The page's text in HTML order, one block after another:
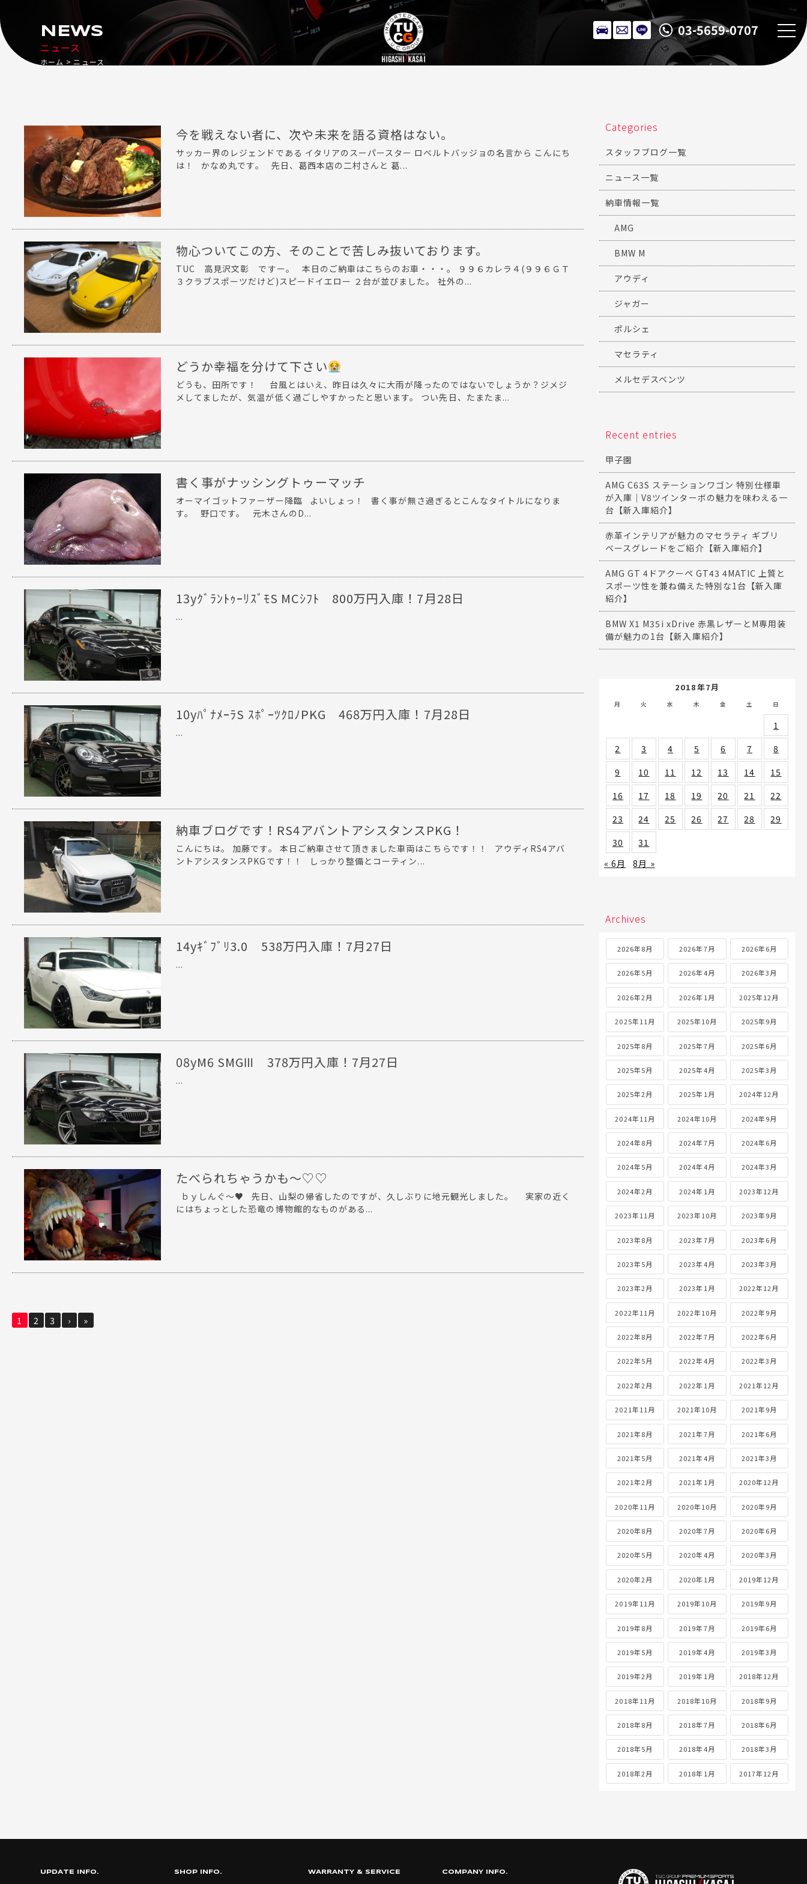
03-5659-0707
ニュース
NEWS
ホーム ニュース
今を戦えない者に、次や未来を語る資格はない。
サッカー界のレジェンドである イタリアのスーパースター ロベルトバッジョの名言から こんにち
は！ かなめ丸です。 先日、葛西本店の二村さんと 葛...
物心ついてこの方、そのことで苦しみ抜いております。
TUC 高見沢文彰 ですー。 本日のご納車はこちらのお車・・・。 ９９６カレラ４(９９６ＧＴ
３クラブスポーツだけど)スピードイエロー ２台が並びました。 社外の...
どうか幸福を分けて下さい
どうも、田所です！ 台風とはいえ、昨日は久々に大雨が降ったのではないでしょうか？ジメジ
メしてましたが、気温が低く過ごしやすかったと思います。 つい先日、たまたま...
書く事がナッシングトゥーマッチ
オーマイゴットファーザー降臨 よいしょっ！ 書く事が無さ過ぎるとこんなタイトルになりま
す。 野口です。 元木さんのD...
13yｸﾞﾗﾝﾄｩｰﾘｽﾞﾓS MCｼﾌﾄ 800万円入庫！7月28日
...
10yﾊﾟﾅﾒｰﾗS ｽﾎﾟｰﾂｸﾛﾉPKG 468万円入庫！7月28日
...
納車ブログです！RS4アバントアシスタンスPKG！
こんにちは。 加藤です。 本日ご納車させて頂きました車両はこちらです！！ アウディRS4アバ
ントアシスタンスPKGです！！ しっかり整備とコーティン...
14yｷﾞﾌﾞﾘ3.0 538万円入庫！7月27日
...
08yM6 SMGⅢ 378万円入庫！7月27日
...
たべられちゃうかも～♡♡
ｂｙしんぐ～♥ 先日、山梨の帰省したのですが、久しぶりに地元観光しました。 実家の近く
にはちょっとした恐竜の博物館的なものがある...
1 2 3 › »
Categories
スタッフブログ一覧
ニュース一覧
納車情報一覧
AMG
BMW M
アウディ
ジャガー
ポルシェ
マセラティ
メルセデスベンツ
Recent entries
甲子園
AMG C63S ステーションワゴン 特別仕様車
が入庫｜V8ツインターボの魅力を味わえる一
台【新入庫紹介】
赤革インテリアが魅力のマセラティ ギブリ
ベースグレードをご紹介【新入庫紹介】
AMG GT 4ドアクーペ GT43 4MATIC 上質と
スポーツ性を兼ね備えた特別な1台【新入庫
紹介】
BMW X1 M35i xDrive 赤黒レザーとM専用装
備が魅力の1台【新入庫紹介】
2018年7月
月 火 水 木 金 土 日
1
2
3 4 5 6 7
8
9
10 11 12 13 14
15
16
17 18 19 20 21
22
23
24 25 26 27 28
29
30
31
« 6月
8月 »
Archives
2026年8月 2026年7月 2026年6月
2026年5月 2026年4月 2026年3月
2026年2月 2026年1月 2025年12月
2025年11月 2025年10月 2025年9月
2025年8月 2025年7月 2025年6月
2025年5月 2025年4月 2025年3月
2025年2月 2025年1月 2024年12月
2024年11月 2024年10月 2024年9月
2024年8月 2024年7月 2024年6月
2024年5月 2024年4月 2024年3月
2024年2月 2024年1月 2023年12月
2023年11月 2023年10月 2023年9月
2023年8月 2023年7月 2023年6月
2023年5月 2023年4月 2023年3月
2023年2月 2023年1月 2022年12月
2022年11月 2022年10月 2022年9月
2022年8月 2022年7月 2022年6月
2022年5月 2022年4月 2022年3月
2022年2月 2022年1月 2021年12月
2021年11月 2021年10月 2021年9月
2021年8月 2021年7月 2021年6月
2021年5月 2021年4月 2021年3月
2021年2月 2021年1月 2020年12月
2020年11月 2020年10月 2020年9月
2020年8月 2020年7月 2020年6月
2020年5月 2020年4月 2020年3月
2020年2月 2020年1月 2019年12月
2019年11月 2019年10月 2019年9月
2019年8月 2019年7月 2019年6月
2019年5月 2019年4月 2019年3月
2019年2月 2019年1月 2018年12月
2018年11月 2018年10月 2018年9月
2018年8月 2018年7月 2018年6月
2018年5月 2018年4月 2018年3月
2018年2月 2018年1月 2017年12月
UPDATE INFO. SHOP INFO. WARRANTY & SERVICE COMPANY INFO.